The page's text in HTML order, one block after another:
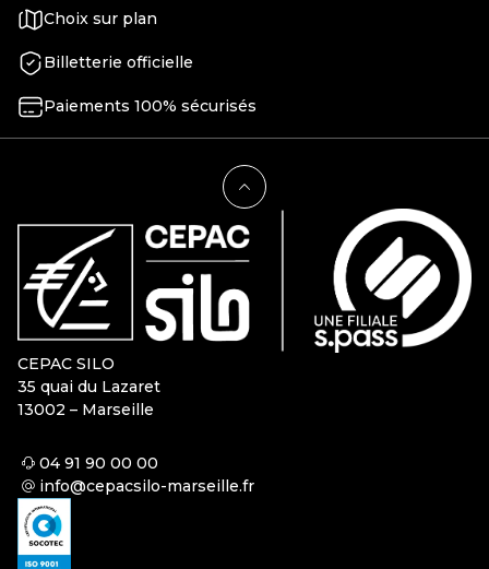
Choix sur plan
Billetterie officielle
Paiements 100% sécurisés
CEPAC SILO
35 quai du Lazaret
13002 – Marseille
04 91 90 00 00
info@cepacsilo-marseille.fr